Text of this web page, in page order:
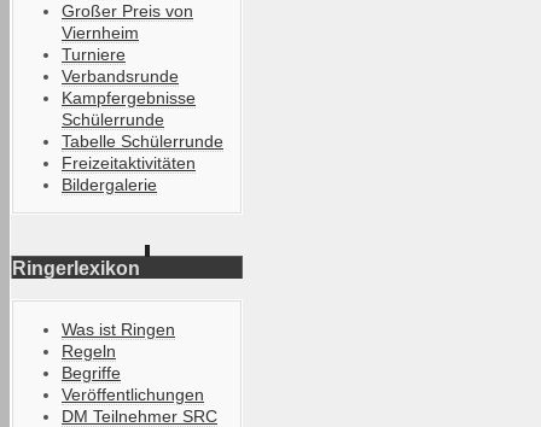
Großer Preis von
Viernheim
Turniere
Verbandsrunde
Kampfergebnisse
Schülerrunde
Tabelle Schülerrunde
Freizeitaktivitäten
Bildergalerie
Ringerlexikon
Was ist Ringen
Regeln
Begriffe
Veröffentlichungen
DM Teilnehmer SRC